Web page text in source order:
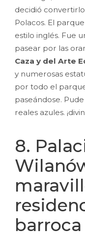
decidió
Polacos. El
estilo inglés. Fue
pasear por las
Caza y del Arte
y numerosas
por todo el
paseándose.
reales azules.
8.
barroca